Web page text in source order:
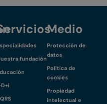
fundación
Medio
Protección de
datos
Política de
cookies
Propiedad
intelectual e